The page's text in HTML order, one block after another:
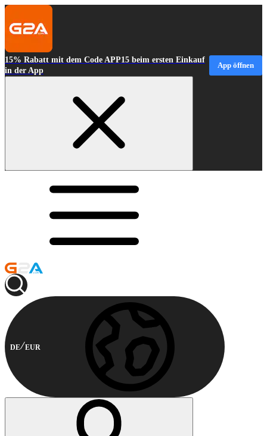
15% Rabatt mit dem Code APP15 beim ersten Einkauf
in der App
App öffnen
DE EUR